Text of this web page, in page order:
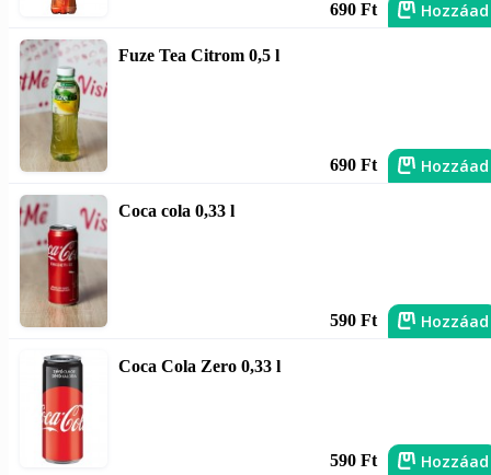
690 Ft Hozzáad
Fuze Tea Citrom 0,5 l
690 Ft Hozzáad
Coca cola 0,33 l
590 Ft Hozzáad
Coca Cola Zero 0,33 l
590 Ft Hozzáad